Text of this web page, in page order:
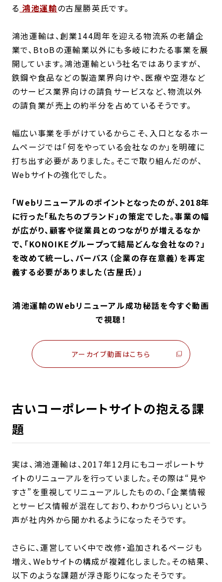
る 鴻池運輸の古屋勝英氏です。
鴻池運輸は、創業144周年を迎える物流系の老舗企
業で、BtoBの運輸業以外にも多岐にわたる事業を展
開しています。鴻池運輸という社名ではありますが、
鉄鋼や食品などの製造業界向けや、医療や空港など
のサービス業界向けの請負サービスなど、物流以外
の請負業が売上の約半分を占めているそうです。
幅広い事業を手がけているからこそ、入口となるホー
ムページでは「何をやっている会社なのか」を明確に
打ち出す必要がありました。そこで取り組んだのが、
Webサイトの強化でした。
「Webリニューアルのポイントとなったのが、2018年
に行った「私たちのブランド」の策定でした。事業の幅
が広がり、顧客や従業員とのつながりが増えるなか
で、「KONOIKEグループって結局どんな会社なの？」
を改めて統一し、パーパス（企業の存在意義）を再定
義する必要がありました（古屋氏）」
鴻池運輸のWebリニューアル成功秘話を今すぐ動画
で視聴！
アーカイブ動画はこちら
古いコーポレートサイトの抱える課
題
実は、鴻池運輸は、2017年12月にもコーポレートサ
イトのリニューアルを行っていました。その際は“見や
すさ”を重視してリニューアルしたものの、「企業情報
とサービス情報が混在しており、わかりづらい」という
声が社内外から聞かれるようになったそうです。
さらに、運営していく中で改修・追加されるページも
増え、Webサイトの構成が複雑化しました。その結果、
以下のような課題が浮き彫りになったそうです。